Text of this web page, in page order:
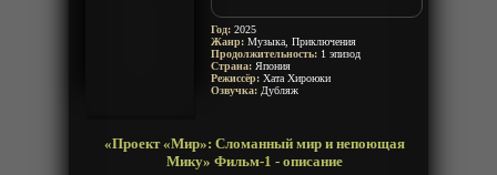
Miku Who Cant Sing
Год: 2025
Жанр: Музыка, Приключения
Продолжительность: 1 эпизод
Страна: Япония
Режиссёр: Хата Хироюки
Озвучка: Дубляж
«Проект «Мир»: Сломанный мир и непоющая
Мику» Фильм-1 - описание